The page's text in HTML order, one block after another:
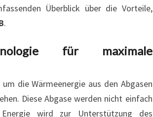
Überblick über die Vorteile,
.
für maximale
um die Wärmeenergie aus den Abgasen
Diese Abgase werden nicht einfach
wird zur Unterstützung des